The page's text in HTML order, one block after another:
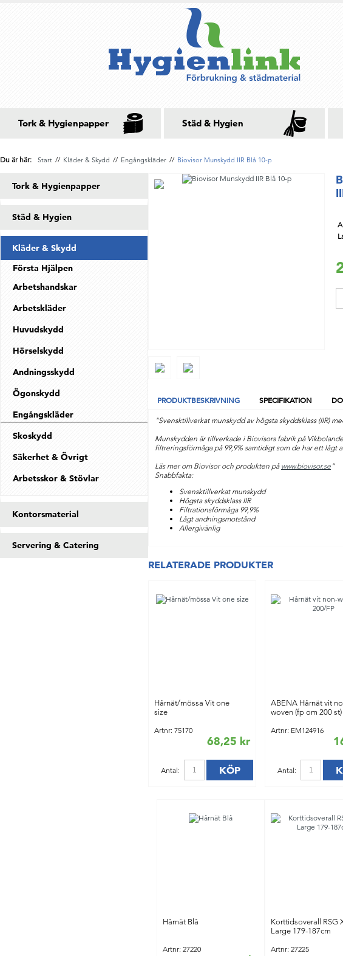
Tork & Hygienpapper Städ & Hygien
Du är här: Start // Kläder & Skydd // Engångskläder // Biovisor Munskydd IIR Blå 10-p
Tork & Hygienpapper
Städ & Hygien
Kläder & Skydd
Första Hjälpen
Arbetshandskar
Arbetskläder
Huvudskydd
Hörselskydd
Andningsskydd
Ögonskydd
Engångskläder
Skoskydd
Säkerhet & Övrigt
Arbetsskor & Stövlar
Kontorsmaterial
Servering & Catering
PRODUKTBESKRIVNING SPECIFIKATION
"Svensktillverkat munskydd av högsta skyddsklass (IIR)
Munskydden är tillverkade i Biovisors fabrik på
filtreringsförmåga på 99,9% samtidigt som de har ett lågt
Läs mer om Biovisor och produkten på www.biovisor.se "
Snabbfakta:
Svensktillverkat munskydd
Högsta skyddsklass IIR
Filtrationsförmåga 99,9%
Lågt andningsmotstånd
Allergivänlig
RELATERADE PRODUKTER
Hårnät/mössa Vit one
size
Artnr: 75170
68,25 kr
Antal: KÖP
ABENA Hårnät vit
woven (fp om 200 st)
Artnr: EM124916
Antal:
Hårnät Blå
Artnr: 27220
Korttidsoverall RSG
Large 179-187cm
Artnr: 27225